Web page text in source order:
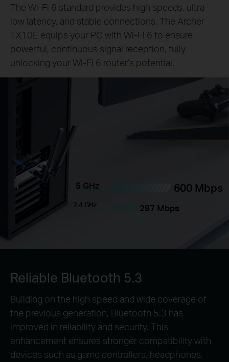
The Wi-Fi 6 standard provides high speeds, ultra-
low latency, and stable connections. The Archer
TX10E equips your PC with Wi-Fi 6 to ensure
powerful, continuous signal reception, fully
unlocking your Wi-Fi 6 router’s potential.
5 GHz 600 Mbps
2.4 GHz 287 Mbps
Reliable Bluetooth 5.3
Building on the high speed and wide coverage of
the previous generation, Bluetooth 5.3 has
improved in reliability and security. This
enhancement ensures stronger compatibility with
devices such as game controllers, headphones,